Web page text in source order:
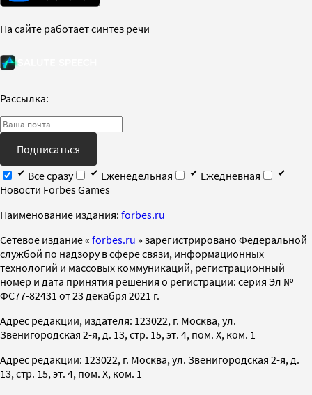
На сайте работает синтез речи
Рассылка:
Подписаться
Все сразу
Еженедельная
Ежедневная
Новости Forbes Games
Наименование издания: forbes.ru
Cетевое издание « forbes.ru » зарегистрировано Федеральной
службой по надзору в сфере связи, информационных
технологий и массовых коммуникаций, регистрационный
номер и дата принятия решения о регистрации: серия Эл №
ФС77-82431 от 23 декабря 2021 г.
Адрес редакции, издателя: 123022, г. Москва, ул.
Звенигородская 2-я, д. 13, стр. 15, эт. 4, пом. X, ком. 1
Адрес редакции: 123022, г. Москва, ул. Звенигородская 2-я, д.
13, стр. 15, эт. 4, пом. X, ком. 1